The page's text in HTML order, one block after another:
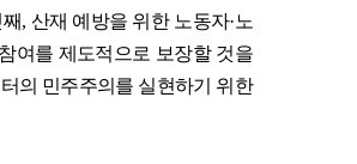
, 산재 예방을 위한 노동자·노
여를 제도적으로 보장할 것을
의 민주주의를 실현하기 위한